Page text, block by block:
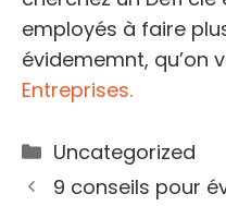
employés à faire
évidememnt, qu’on
Entreprises.
Catégories
Uncategorized
9 conseils pour